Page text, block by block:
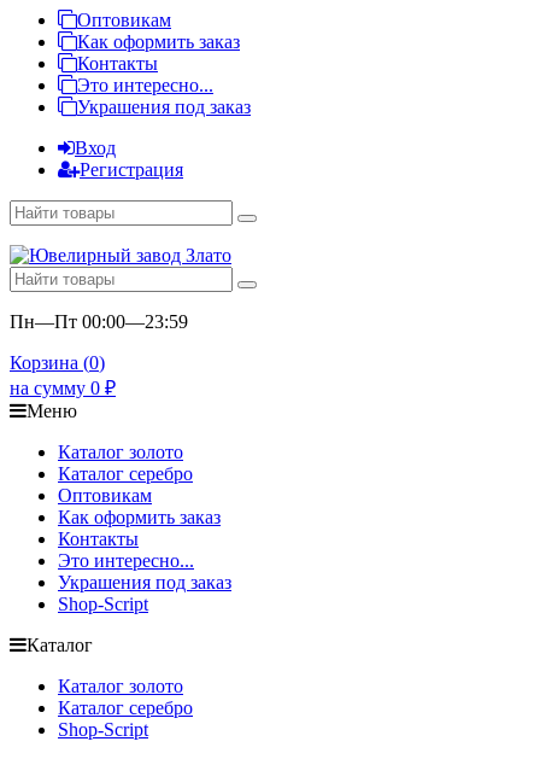
Оптовикам
Как оформить заказ
Контакты
Это интересно...
Украшения под заказ
Вход
Регистрация
Пн—Пт 00:00—23:59
Корзина (0)
на сумму 0 ₽
Меню
Каталог золото
Каталог серебро
Оптовикам
Как оформить заказ
Контакты
Это интересно...
Украшения под заказ
Shop-Script
Каталог
Каталог золото
Каталог серебро
Shop-Script